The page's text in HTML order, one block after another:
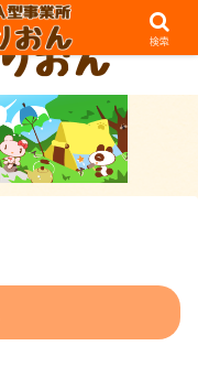
検索